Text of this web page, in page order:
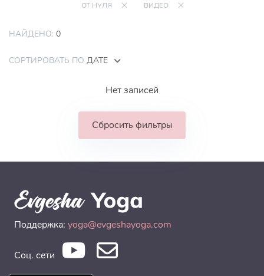
ОТ НУЛЯ ВИДЕО
НАЙДЕНО: 0
СОРТИРОВАТЬ ПО ДАТЕ
Нет записей
Сбросить фильтры
Поддержка: yoga@evgeshayoga.com
Соц. сети